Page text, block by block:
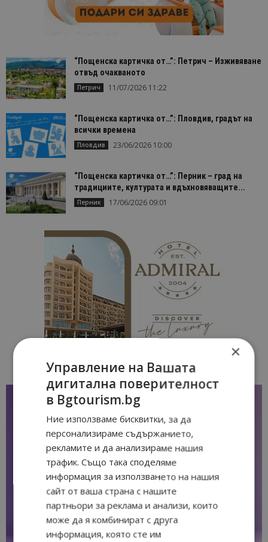
“Пощенска картичка от…”: Петрич – Изживяване
отвъд очакваното
Петрич 11/07/2026 11:22
“Пощенска картичка от…”: Пловдив, градът на
всички времена
Пловдив 23/06/2026 10:00
“Пощенска картичка от…”: Перник – град на
традициите, културата и вдъхновяващите...
Перник 17/06/2026 09:01
×
Управление на Вашата
дигитална поверителност
в Bgtourism.bg
Ние използваме бисквитки, за да
персонализираме съдържанието,
рекламите и да анализираме нашия
трафик. Също така споделяме
информация за използването на нашия
сайт от ваша страна с нашите
партньори за реклама и анализи, които
може да я комбинират с друга
информация, която сте им